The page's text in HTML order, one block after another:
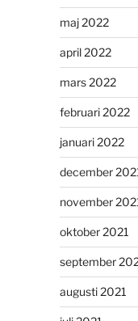
maj 2022
april 2022
mars 2022
februari 2022
januari 2022
december
november
oktober 2021
september
augusti 2021